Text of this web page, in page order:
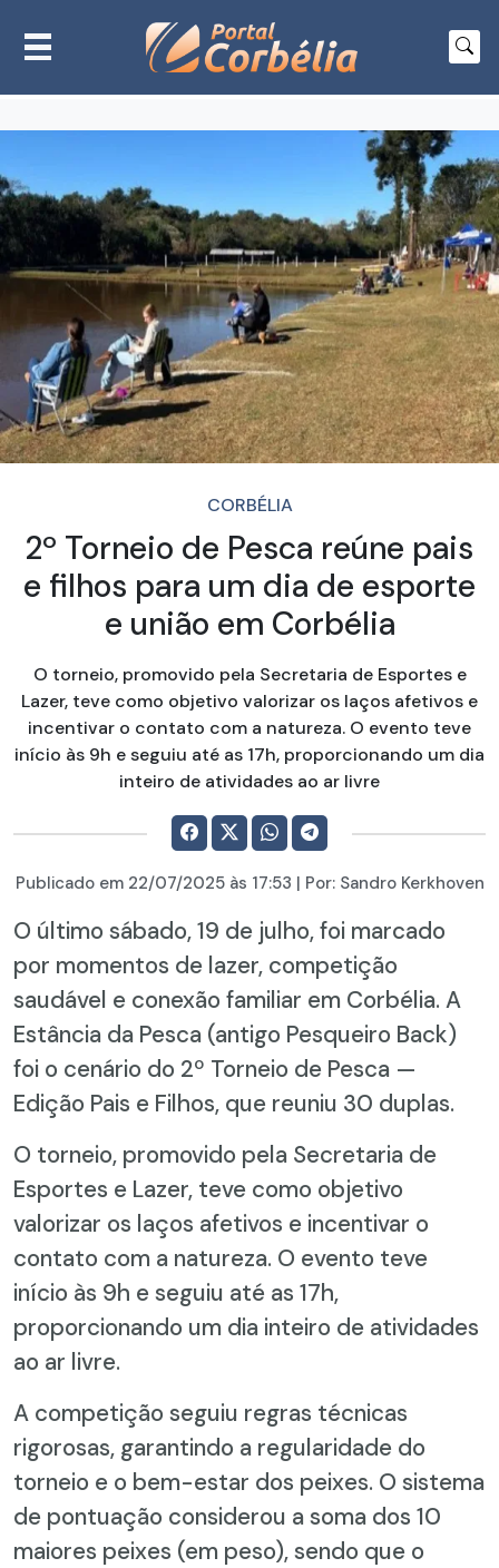
CORBÉLIA
2º Torneio de Pesca reúne pais
e filhos para um dia de esporte
e união em Corbélia
O torneio, promovido pela Secretaria de Esportes e
Lazer, teve como objetivo valorizar os laços afetivos e
incentivar o contato com a natureza. O evento teve
início às 9h e seguiu até as 17h, proporcionando um dia
inteiro de atividades ao ar livre
Publicado em 22/07/2025às 17:53 | Por: Sandro Kerkhoven
O último sábado, 19 de julho, foi marcado
por momentos de lazer, competição
saudável e conexão familiar em Corbélia. A
Estância da Pesca (antigo Pesqueiro Back)
foi o cenário do 2º Torneio de Pesca —
Edição Pais e Filhos, que reuniu 30 duplas.
O torneio, promovido pela Secretaria de
Esportes e Lazer, teve como objetivo
valorizar os laços afetivos e incentivar o
contato com a natureza. O evento teve
início às 9h e seguiu até as 17h,
proporcionando um dia inteiro de atividades
ao ar livre.
A competição seguiu regras técnicas
rigorosas, garantindo a regularidade do
torneio e o bem-estar dos peixes. O sistema
de pontuação considerou a soma dos 10
maiores peixes (em peso), sendo que o